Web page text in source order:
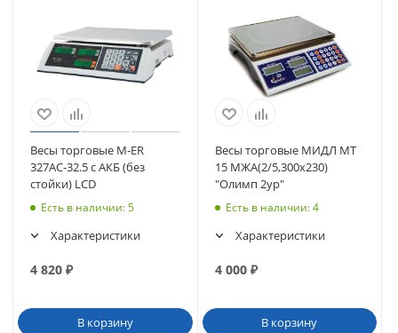
Весы торговые M-ER
327АС-32.5 с АКБ (без
стойки) LCD
Есть в наличии: 5
Характеристики
4 820 ₽
В корзину
Весы торговые МИДЛ МТ
15 МЖА(2/5,300х230)
"Олимп 2ур"
Есть в наличии: 4
Характеристики
4 000₽
В корзину